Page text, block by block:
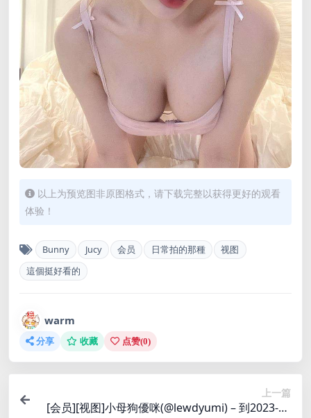
以上为预览图非原图格式，请下载完整以获得更好的观看
体验！
Bunny Jucy 会员 日常拍的那種
视图
這個挺好看的
warm
分享 收藏 点赞(0)
上一篇
[会员][视图]小母狗優咪(@lewdyumi) – 到2023-05